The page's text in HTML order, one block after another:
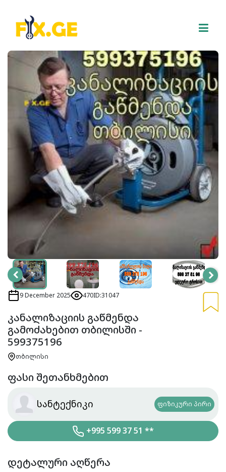
9 December 2025 470ID:31047
კანალიზაციის გაწმენდა
გამოძახებით თბილისში -
599375196
თბილისი
ფასი შეთანხმებით
სანტექნიკი ფიზიკური პირი
+995 599 37 51 **
დეტალური აღწერა